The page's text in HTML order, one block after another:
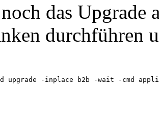
das Upgrade
durchführen
upgrade -inplace b2b -wait -cmd